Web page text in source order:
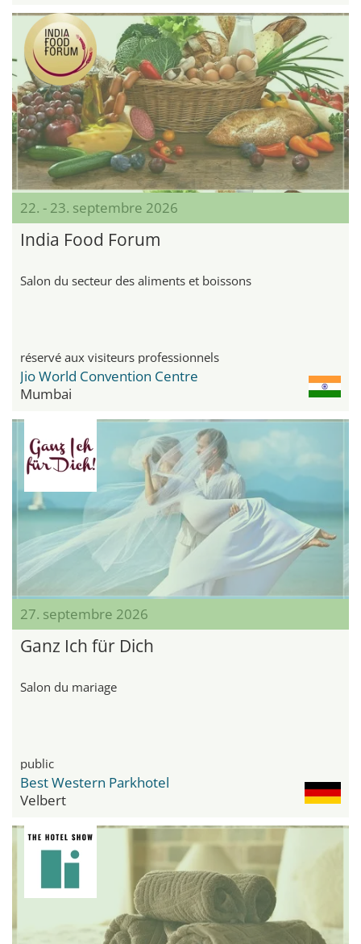
22. - 23. septembre 2026
India Food Forum
Salon du secteur des aliments et boissons
réservé aux visiteurs professionnels
Jio World Convention Centre
Mumbai
27. septembre 2026
Ganz Ich für Dich
Salon du mariage
public
Best Western Parkhotel
Velbert